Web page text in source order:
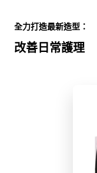
改善日常護理
全力打造最新造型：